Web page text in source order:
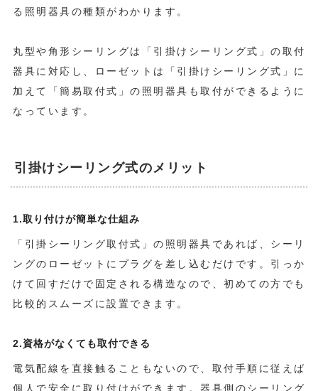
る照明器具の種類がわかります。
丸型や角形シーリングは「引掛けシーリング式」の取付
器具に対応し、ローゼットは「引掛けシーリング式」に
加えて「簡易取付式」の照明器具も取付ができるように
なっています。
引掛けシーリング式のメリット
1.取り付けが簡単な仕組み
「引掛シーリング取付式」の照明器具であれば、シーリ
ングのローゼットにプラグを差し込むだけです。引っか
けて回すだけで固定される構造なので、初めての方でも
比較的スムーズに設置できます。
2.資格がなくても取付できる
電気配線を直接触ることもないので、取付手順に従えば
個人で安全に取り付けができます。器具側のシーリング